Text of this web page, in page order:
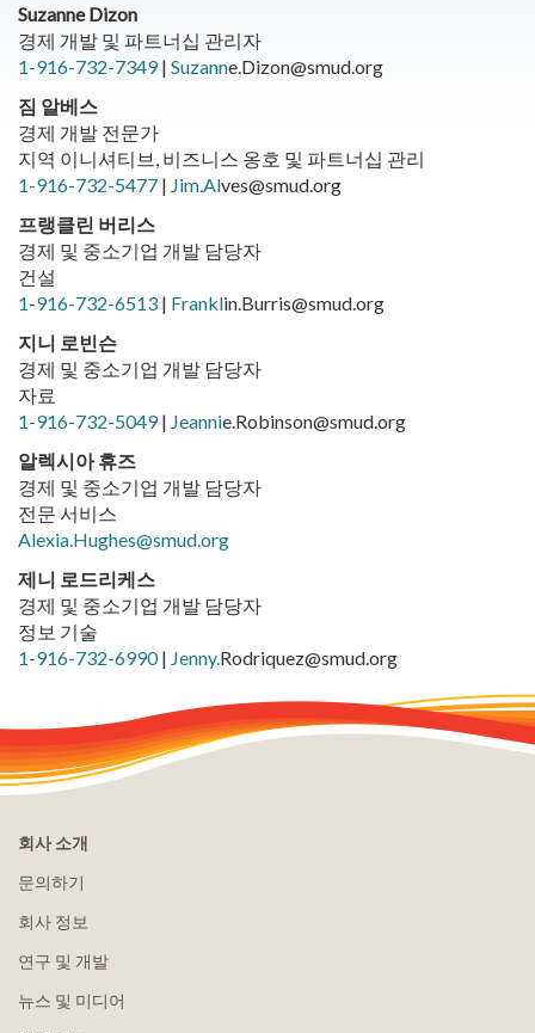
Suzanne Dizon
경제 개발 및 파트너십 관리자
1-916-732-7349| Suzanne.Dizon@smud.org
짐 알베스
경제 개발 전문가
지역 이니셔티브, 비즈니스 옹호 및 파트너십 관리
1-916-732-5477 | Jim.Alves@smud.org
프랭클린 버리스
경제 및 중소기업 개발 담당자
건설
1-916-732-6513 | Franklin.Burris@smud.org
지니 로빈슨
경제 및 중소기업 개발 담당자
자료
1-916-732-5049| Jeannie.Robinson@smud.org
알렉시아 휴즈
경제 및 중소기업 개발 담당자
전문 서비스
Alexia.Hughes@smud.org
제니 로드리케스
경제 및 중소기업 개발 담당자
정보 기술
1-916-732-6990| Jenny.Rodriquez@smud.org
회사 소개
문의하기
회사 정보
연구 및 개발
뉴스 및 미디어